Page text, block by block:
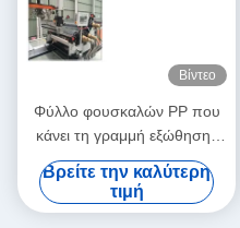
Βίντεο
Φύλλο φουσκαλών PP που
κάνει τη γραμμή εξώθησης
Thermoforming φύλλων
πολυστυρολίου
πολυπροπυλενίου μηχανών
Βρείτε την καλύτερη
τιμή